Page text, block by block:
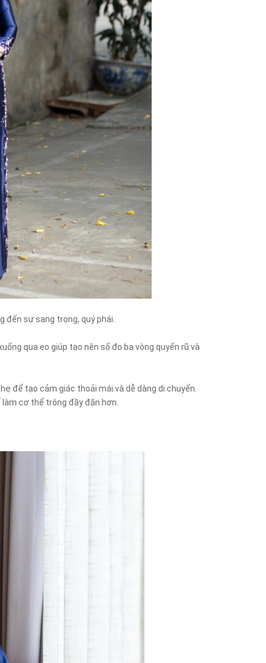
đến sự sang trọng, quý phái.
qua eo giúp tạo nên số đo ba vòng quyến rũ và
để tạo cảm giác thoải mái và dễ dàng di chuyển.
cơ thể trông đầy đặn hơn.